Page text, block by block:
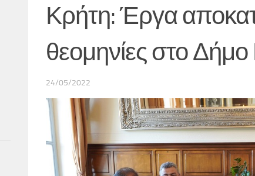
Κρήτη: Έργα
θεομηνίες στο
24/05/2022